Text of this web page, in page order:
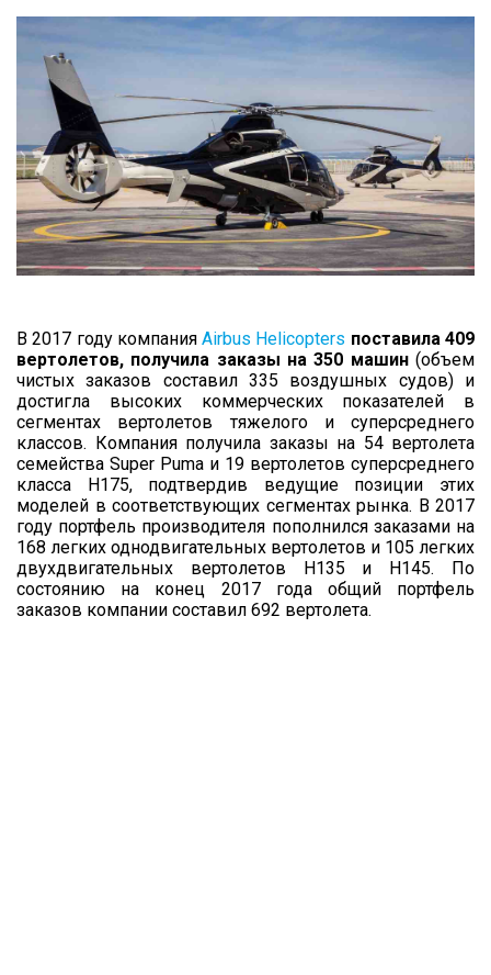
КОНТАКТЫ
В 2017 году компанияAirbus Helicopters поставила 409
вертолетов, получила заказы на 350 машин(объем
чистых заказов составил 335 воздушных судов) и
достигла высоких коммерческих показателей в
сегментах вертолетов тяжелого и суперсреднего
классов. Компания получила заказы на 54 вертолета
семейства Super Puma и 19 вертолетов суперсреднего
класса H175, подтвердив ведущие позиции этих
моделей в соответствующих сегментах рынка. В 2017
году портфель производителя пополнился заказами на
168 легких однодвигательных вертолетов и 105 легких
двухдвигательных вертолетов H135 и H145. По
состоянию на конец 2017 года общий портфель
заказов компании составил 692 вертолета.